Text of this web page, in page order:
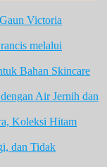
Victoria
melalui
Bahan Skincare
Air Jernih dan
Koleksi Hitam
dan Tidak